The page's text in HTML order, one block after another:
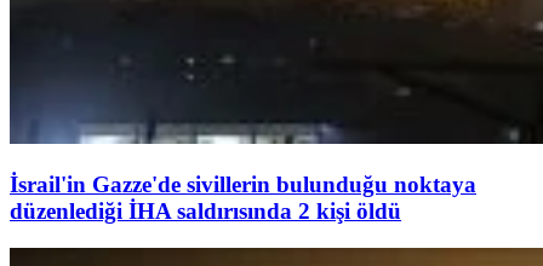
İsrail'in Gazze'de sivillerin bulunduğu noktaya
düzenlediği İHA saldırısında 2 kişi öldü